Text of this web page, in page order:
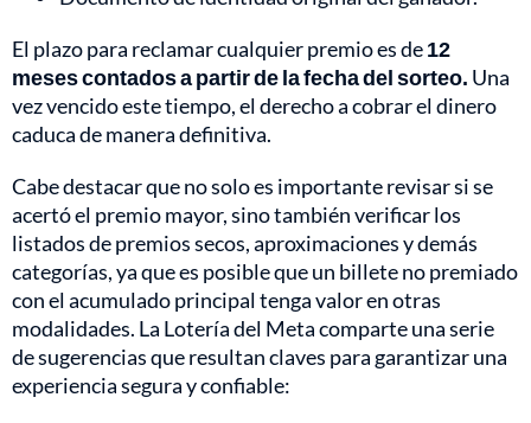
El plazo para reclamar cualquier premio es de12
meses contados a partir de la fecha del sorteo. Una
vez vencido este tiempo, el derecho a cobrar el dinero
caduca de manera definitiva.
Cabe destacar que no solo es importante revisar si se
acertó el premio mayor, sino también verificar los
listados de premios secos, aproximaciones y demás
categorías, ya que es posible que un billete no premiado
con el acumulado principal tenga valor en otras
modalidades. La Lotería del Meta comparte una serie
de sugerencias que resultan claves para garantizar una
experiencia segura y confiable: